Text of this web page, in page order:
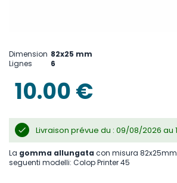
the
beginning
the
images
gallery
Dimension 82x25 mm
Lignes
6
10.00 €
Livraison prévue du : 09/08/2026 au
La gomma allungata con misura
seguenti modelli: Colop Printer 45